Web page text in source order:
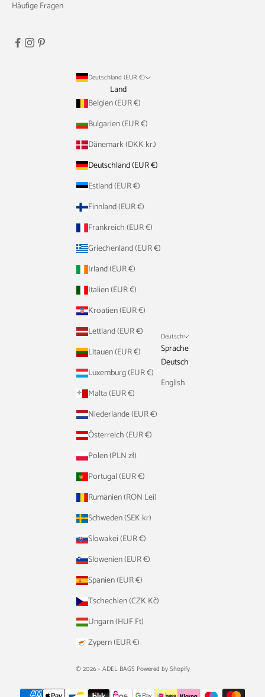
Häufige Fragen
Deutschland (EUR €)
Land
Belgien (EUR €)
Bulgarien (EUR €)
Dänemark (DKK kr.)
Deutschland (EUR €)
Estland (EUR €)
Finnland (EUR €)
Frankreich (EUR €)
Griechenland (EUR €)
Irland (EUR €)
Italien (EUR €)
Kroatien (EUR €)
Lettland (EUR €)
Litauen (EUR €)
Luxemburg (EUR €)
Malta (EUR €)
Niederlande (EUR €)
Österreich (EUR €)
Polen (PLN zł)
Portugal (EUR €)
Rumänien (RON Lei)
Schweden (SEK kr)
Slowakei (EUR €)
Slowenien (EUR €)
Spanien (EUR €)
Tschechien (CZK Kč)
Ungarn (HUF Ft)
Zypern (EUR €)
Deutsch
Sprache
Deutsch
English
© 2026 - ADEL BAGS Powered by Shopify